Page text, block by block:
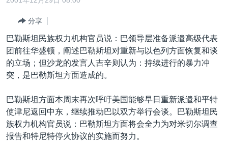
内
转
到
导
航
转
到
检
索
国际
最新国际新闻
印太
中东
欧洲
非洲
美洲
分类新闻
经济·金融·贸易
人权·法律·宗教
科教·文娱·体健
军事
劳工
美中关系
热点专题
白宫要闻
国会报道
美中关系
VOA视频
VOA今日焦点
中文广播
分享
巴勒斯坦民族权力机构官员说：巴领导层准备派遣高级代表
团前往华盛顿，阐述巴勒斯坦对重新与以色列方面恢复和谈
的立场；但沙龙的发言人吉辛则认为：持续进行的暴力冲
突，是巴勒斯坦方面造成的。
巴勒斯坦方面本周末再次呼吁美国能够早日重新派遣和平特
使津尼返回中东，继续推动巴以双方举行会谈。巴勒斯坦民
族权力机构官员说：巴勒斯坦方面将会全力为对米切尔调查
报告和特尼特停火协议的实施而努力。